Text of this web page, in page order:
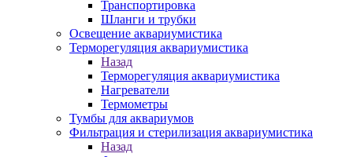
Транспортировка
Шланги и трубки
Освещение аквариумистика
Терморегуляция аквариумистика
Назад
Терморегуляция аквариумистика
Нагреватели
Термометры
Тумбы для аквариумов
Фильтрация и стерилизация аквариумистика
Назад